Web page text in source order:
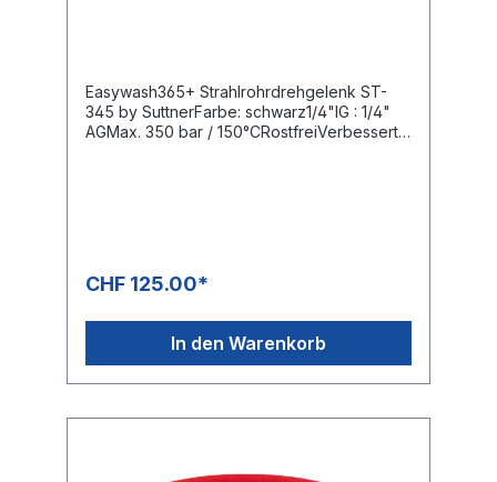
Easywash365+ Strahlrohrdrehgelenk ST-
345 by SuttnerFarbe: schwarz1/4"IG : 1/4"
AGMax. 350 bar / 150°CRostfreiVerbesserte
CHF 125.00*
In den Warenkorb